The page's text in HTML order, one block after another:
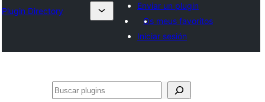
Plugin Directory
Enviar un plugin
Os meus favoritos
Iniciar sesión
Buscar